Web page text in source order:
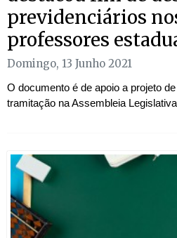
previdenciários
professores
Domingo, 13 Junho 2021
O documento é de apoio a projeto
tramitação na Assembleia Legislativa